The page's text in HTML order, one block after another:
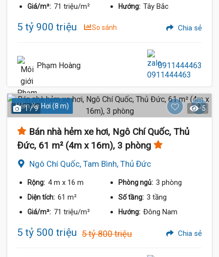
Giá/m²: 71 triệu/m² Hướng: Tây Bắc
5 tỷ 900 triệu So sánh Chia sẻ
Phạm Hoàng 0911444463
Hẻm Xe Hơi (8 m)
1 / 9 5
Bán nhà hẻm xe hơi, Ngô Chí Quốc, Thủ
Đức, 61 m² (4m x 16m), 3 phòng
Ngô Chí Quốc, Tam Bình, Thủ Đức
Rộng: 4 m x 16 m Phòng ngủ: 3 phòng
Diện tích: 61 m² Số tầng: 3 tầng
Giá/m²: 71 triệu/m² Hướng: Đông Nam
5 tỷ 500 triệu 5 tỷ 800 triệu Chia sẻ